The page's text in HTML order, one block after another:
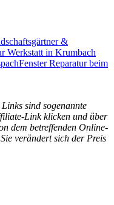
&
Werkstatt in Krumbach
Fenster Reparatur beim
sind sogenannte
Link klicken und über
dem betreffenden Online-
verändert sich der Preis